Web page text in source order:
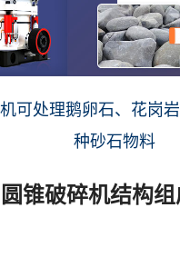
可处理鹅卵石、花岗
种砂石物料
锥破碎机结构